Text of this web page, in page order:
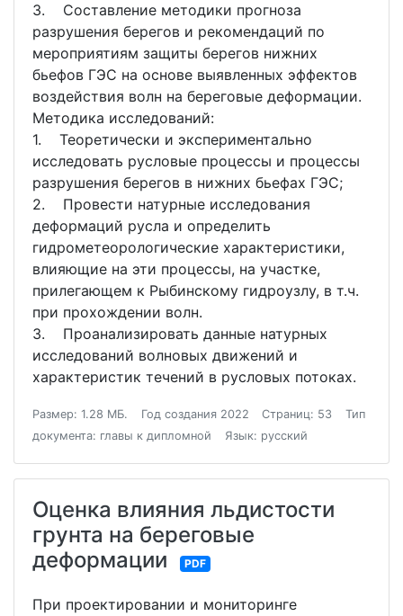
3. Составление методики прогноза
разрушения берегов и рекомендаций по
мероприятиям защиты берегов нижних
бьефов ГЭС на основе выявленных эффектов
воздействия волн на береговые деформации.
Методика исследований:
1. Теоретически и экспериментально
исследовать русловые процессы и процессы
разрушения берегов в нижних бьефах ГЭС;
2. Провести натурные исследования
деформаций русла и определить
гидрометеорологические характеристики,
влияющие на эти процессы, на участке,
прилегающем к Рыбинскому гидроузлу, в т.ч.
при прохождении волн.
3. Проанализировать данные натурных
исследований волновых движений и
характеристик течений в русловых потоках.
Размер: 1.28 МБ. Год создания 2022 Страниц: 53
Тип
документа: главы к дипломной
Язык: русский
Оценка влияния льдистости
грунта на береговые
деформации
PDF
При проектировании и мониторинге